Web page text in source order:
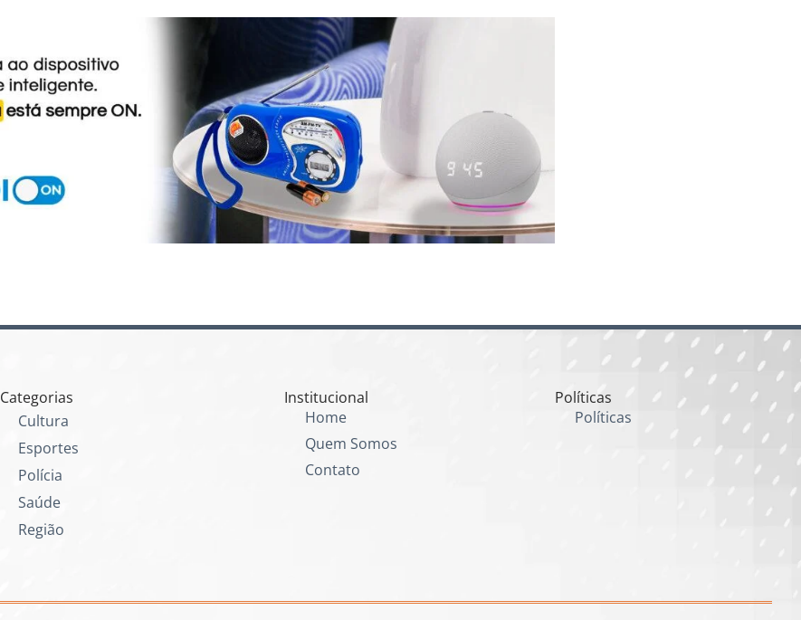
Categorias
Cultura
Esportes
Polícia
Saúde
Região
Institucional
Home
Quem Somos
Contato
Políticas
Políticas